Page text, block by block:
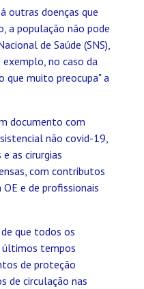
outras doenças que
a população não pode
de Saúde (SNS),
no caso da
que muito preocupa" a
documento com
não covid-19,
as cirurgias
com contributos
e de profissionais
que todos os
últimos tempos
de proteção
de circulação nas